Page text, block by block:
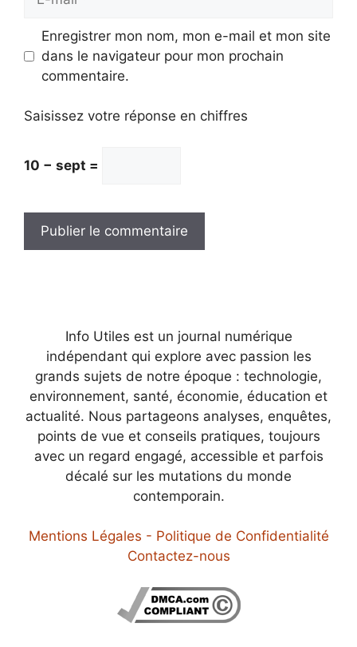
mail
Enregistrer mon nom, mon e-mail et mon site
dans le navigateur pour mon prochain
commentaire.
Saisissez votre réponse en chiffres
10 − sept =
Info Utiles est un journal numérique
indépendant qui explore avec passion les
grands sujets de notre époque : technologie,
environnement, santé, économie, éducation et
actualité. Nous partageons analyses, enquêtes,
points de vue et conseils pratiques, toujours
avec un regard engagé, accessible et parfois
décalé sur les mutations du monde
contemporain.
Mentions Légales - Politique de Confidentialité
Contactez-nous